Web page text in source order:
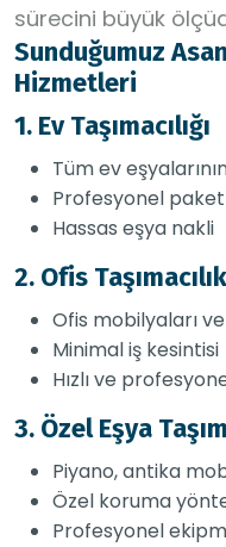
sürecini büyük
Sunduğumuz
Hizmetleri
1. Ev Taşımacılığı
Tüm ev
Profesyonel
Hassas eşya nakli
2. Ofis Taşımacılık
Ofis mobilyaları
Minimal iş kesintisi
Hızlı ve
3. Özel Eşya
Piyano, antika
Özel koruma
Profesyonel